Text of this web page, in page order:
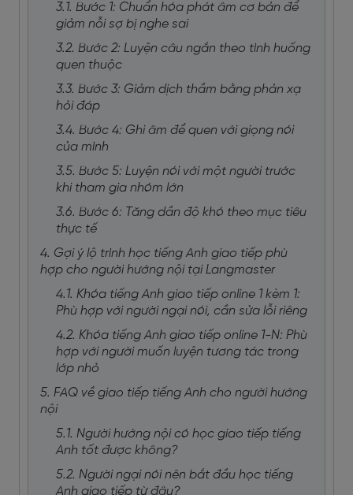
3.1. Bước 1: Chuẩn hóa phát âm cơ bản để
giảm nỗi sợ bị nghe sai
3.2. Bước 2: Luyện câu ngắn theo tình huống
quen thuộc
3.3. Bước 3: Giảm dịch thầm bằng phản xạ
hỏi đáp
3.4. Bước 4: Ghi âm để quen với giọng nói
của mình
3.5. Bước 5: Luyện nói với một người trước
khi tham gia nhóm lớn
3.6. Bước 6: Tăng dần độ khó theo mục tiêu
thực tế
4. Gợi ý lộ trình học tiếng Anh giao tiếp phù
hợp cho người hướng nội tại Langmaster
4.1. Khóa tiếng Anh giao tiếp online 1 kèm 1:
Phù hợp với người ngại nói, cần sửa lỗi riêng
4.2. Khóa tiếng Anh giao tiếp online 1-N: Phù
hợp với người muốn luyện tương tác trong
lớp nhỏ
5. FAQ về giao tiếp tiếng Anh cho người hướng
nội
5.1. Người hướng nội có học giao tiếp tiếng
Anh tốt được không?
5.2. Người ngại nói nên bắt đầu học tiếng
Anh giao tiếp từ đâu?